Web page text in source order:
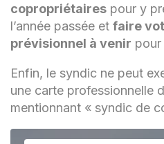
copropriétaires pour y
l’année passée et faire
prévisionnel à venir pour
Enfin, le syndic ne peut
une carte professionnelle
mentionnant « syndic de